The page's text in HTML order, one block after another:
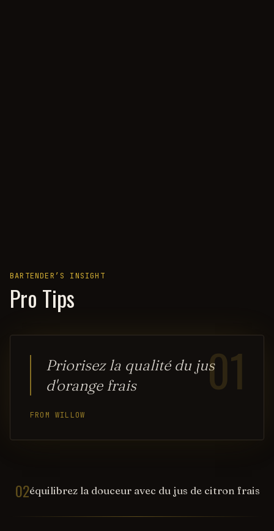
BARTENDER’S INSIGHT
Pro Tips
01
Priorisez la qualité du jus
d'orange frais
FROM WILLOW
02équilibrez la douceur avec du jus de citron frais